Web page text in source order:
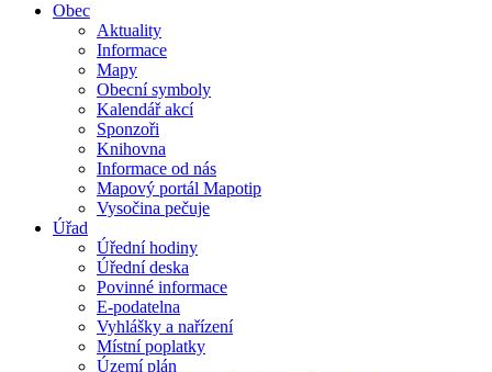
Obec
Aktuality
Informace
Mapy
Obecní symboly
Kalendář akcí
Sponzoři
Knihovna
Informace od nás
Mapový portál Mapotip
Vysočina pečuje
Úřad
Úřední hodiny
Úřední deska
Povinné informace
E-podatelna
Vyhlášky a nařízení
Místní poplatky
Území plán